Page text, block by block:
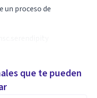
un proceso de
e Inglés.
que te pueden